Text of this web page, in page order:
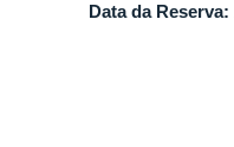
Data da Reserva: